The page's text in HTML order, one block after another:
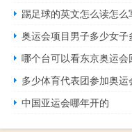
踢足球的英文怎么读怎么
奥运会项目男子多少女子
哪个台可以看东京奥运会
多少体育代表团参加奥运
中国亚运会哪年开的